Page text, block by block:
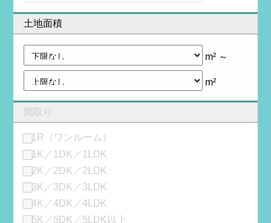
土地面積
m² ～
m²
間取り
1R（ワンルーム）
1K／1DK／1LDK
2K／2DK／2LDK
3K／3DK／3LDK
4K／4DK／4LDK
5K／5DK／5LDK以上